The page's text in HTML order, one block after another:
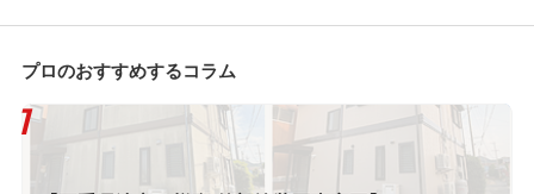
プロのおすすめするコラム